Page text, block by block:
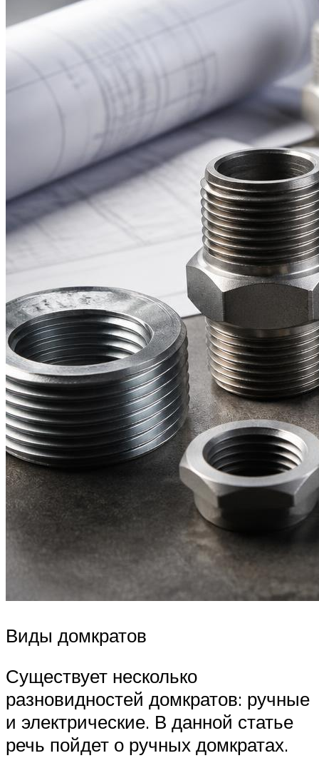
Виды домкратов
Существует несколько
разновидностей домкратов: ручные
и электрические. В данной статье
речь пойдет о ручных домкратах.